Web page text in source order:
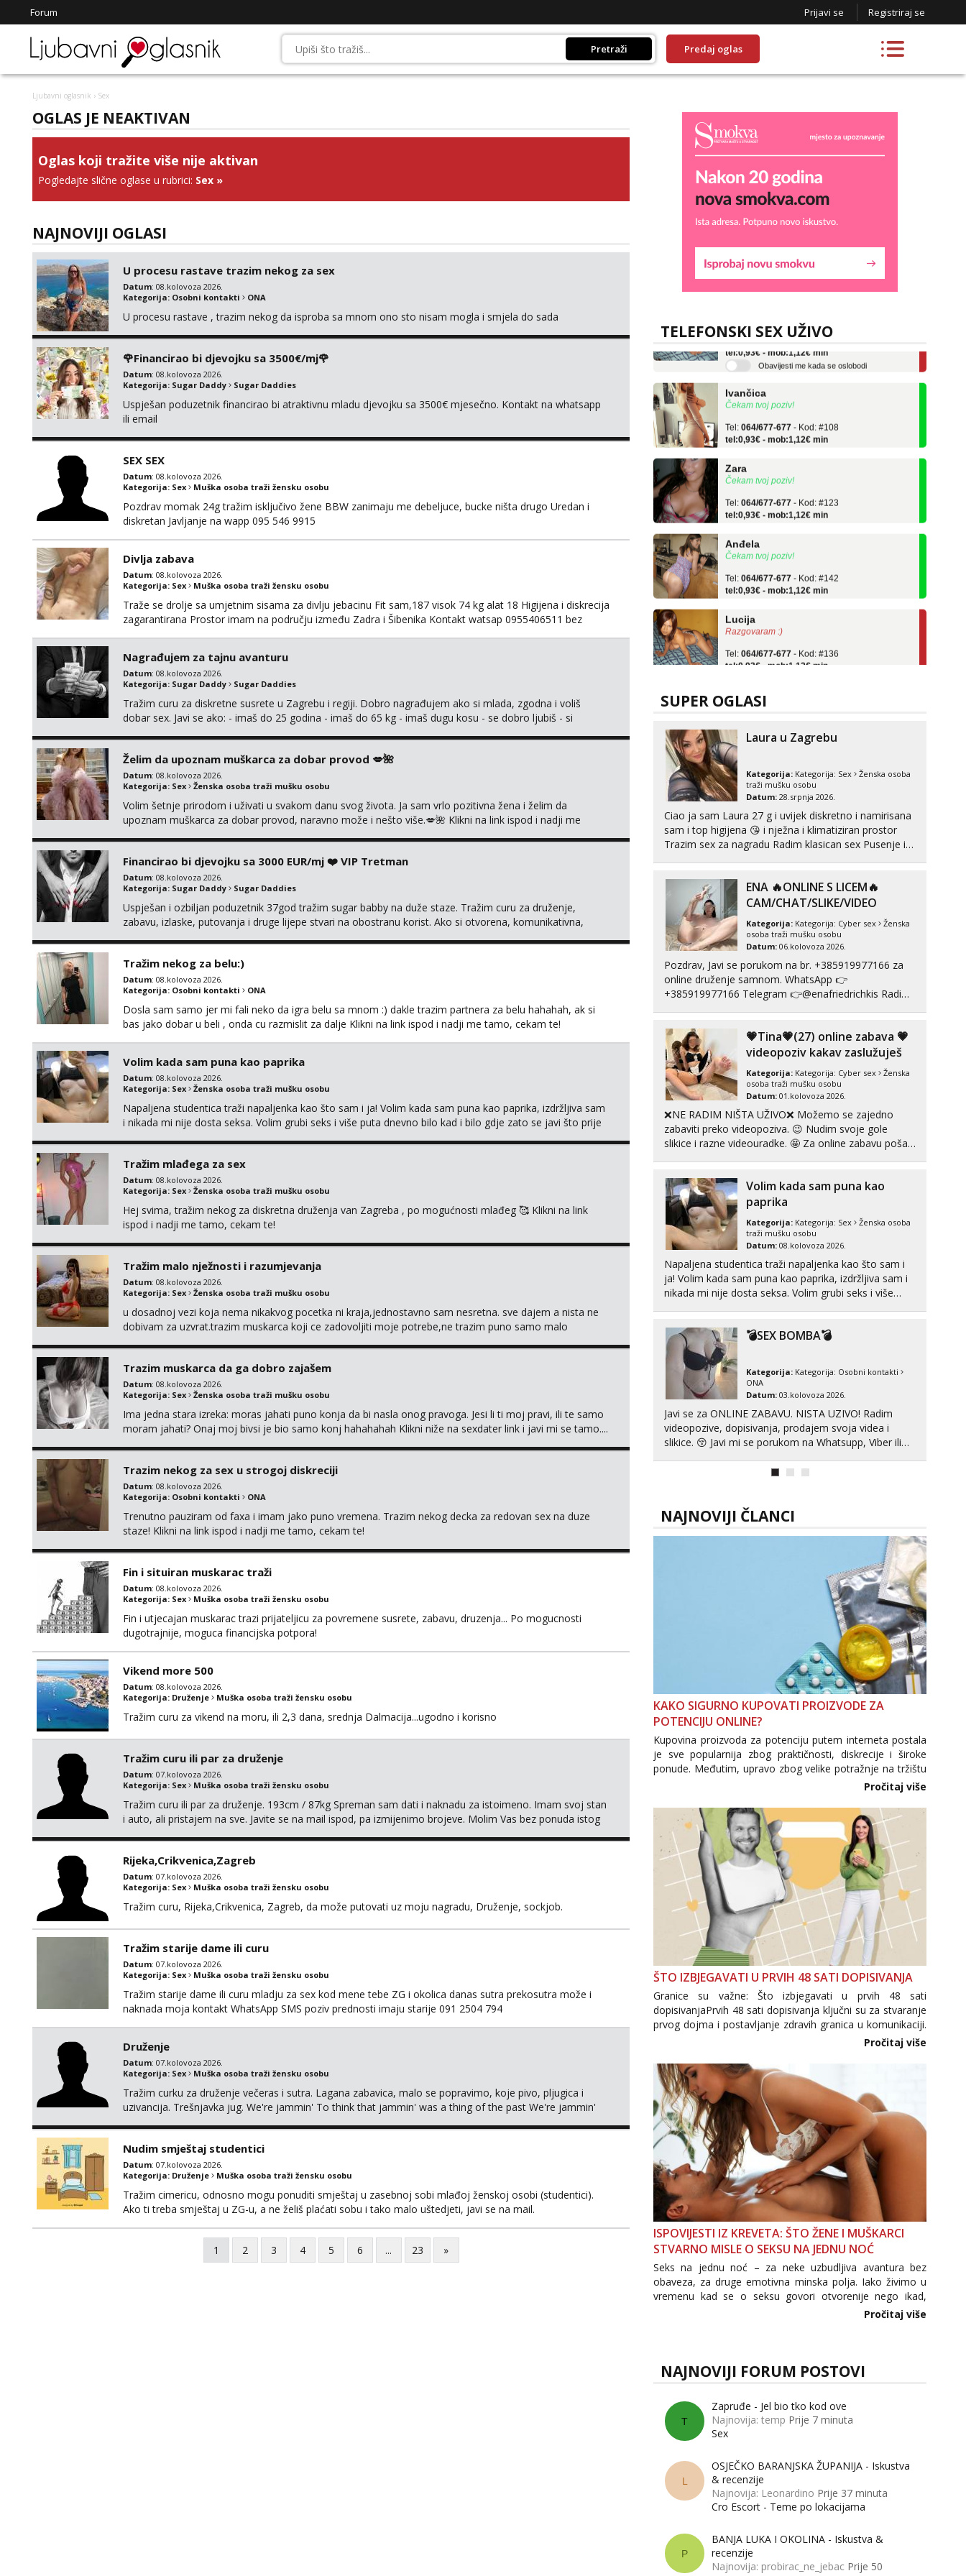
Forum Prijavi se Registriraj se
Pretraži Predaj oglas
Ljubavni oglasnik › Sex
OGLAS JE NEAKTIVAN
Oglas koji tražite više nije aktivan
Pogledajte slične oglase u rubrici: Sex »
NAJNOVIJI OGLASI
U procesu rastave trazim nekog za sex
Datum: 08.kolovoza 2026.
Kategorija: Osobni kontakti ONA
U procesu rastave , trazim nekog da isproba sa mnom ono sto nisam mogla i smjela do sada
🌹Financirao bi djevojku sa 3500€/mj🌹
Datum: 08.kolovoza 2026.
Kategorija: Sugar Daddy Sugar Daddies
Uspješan poduzetnik financirao bi atraktivnu mladu djevojku sa 3500€ mjesečno. Kontakt na whatsapp
ili email
SEX SEX
Datum: 08.kolovoza 2026.
Kategorija: Sex Muška osoba traži žensku osobu
Pozdrav momak 24g tražim isključivo žene BBW zanimaju me debeljuce, bucke ništa drugo Uredan i
diskretan Javljanje na wapp 095 546 9915
Divlja zabava
Datum: 08.kolovoza 2026.
Kategorija: Sex Muška osoba traži žensku osobu
Traže se drolje sa umjetnim sisama za divlju jebacinu Fit sam,187 visok 74 kg alat 18 Higijena i diskrecija
zagarantirana Prostor imam na području između Zadra i Šibenika Kontakt watsap 0955406511 bez
Nagrađujem za tajnu avanturu
Datum: 08.kolovoza 2026.
Kategorija: Sugar Daddy Sugar Daddies
Tražim curu za diskretne susrete u Zagrebu i regiji. Dobro nagrađujem ako si mlada, zgodna i voliš
dobar sex. Javi se ako: - imaš do 25 godina - imaš do 65 kg - imaš dugu kosu - se dobro ljubiš - si
Želim da upoznam muškarca za dobar provod 💋🌺
Datum: 08.kolovoza 2026.
Kategorija: Sex Ženska osoba traži mušku osobu
Volim šetnje prirodom i uživati u svakom danu svog života. Ja sam vrlo pozitivna žena i želim da
upoznam muškarca za dobar provod, naravno može i nešto više.💋🌺 Klikni na link ispod i nadji me
Financirao bi djevojku sa 3000 EUR/mj ❤️ VIP Tretman
Datum: 08.kolovoza 2026.
Kategorija: Sugar Daddy Sugar Daddies
Uspješan i ozbiljan poduzetnik 37god tražim sugar babby na duže staze. Tražim curu za druženje,
zabavu, izlaske, putovanja i druge lijepe stvari na obostranu korist. Ako si otvorena, komunikativna,
Tražim nekog za belu:)
Datum: 08.kolovoza 2026.
Kategorija: Osobni kontakti ONA
Dosla sam samo jer mi fali neko da igra belu sa mnom :) dakle trazim partnera za belu hahahah, ak si
bas jako dobar u beli , onda cu razmislit za dalje Klikni na link ispod i nadji me tamo, cekam te!
Volim kada sam puna kao paprika
Datum: 08.kolovoza 2026.
Kategorija: Sex Ženska osoba traži mušku osobu
Napaljena studentica traži napaljenka kao što sam i ja! Volim kada sam puna kao paprika, izdržljiva sam
i nikada mi nije dosta seksa. Volim grubi seks i više puta dnevno bilo kad i bilo gdje zato se javi što prije
Tražim mlađega za sex
Datum: 08.kolovoza 2026.
Kategorija: Sex Ženska osoba traži mušku osobu
Hej svima, tražim nekog za diskretna druženja van Zagreba , po mogućnosti mlađeg 🥰 Klikni na link
ispod i nadji me tamo, cekam te!
Tražim malo nježnosti i razumjevanja
Datum: 08.kolovoza 2026.
Kategorija: Sex Ženska osoba traži mušku osobu
u dosadnoj vezi koja nema nikakvog pocetka ni kraja,jednostavno sam nesretna. sve dajem a nista ne
dobivam za uzvrat.trazim muskarca koji ce zadovoljiti moje potrebe,ne trazim puno samo malo
Trazim muskarca da ga dobro zajašem
Datum: 08.kolovoza 2026.
Kategorija: Sex Ženska osoba traži mušku osobu
Ima jedna stara izreka: moras jahati puno konja da bi nasla onog pravoga. Jesi li ti moj pravi, ili te samo
moram jahati? Onaj moj bivsi je bio samo konj hahahahah Klikni niže na sexdater link i javi mi se tamo....
Trazim nekog za sex u strogoj diskreciji
Datum: 08.kolovoza 2026.
Kategorija: Osobni kontakti ONA
Trenutno pauziram od faxa i imam jako puno vremena. Trazim nekog decka za redovan sex na duze
staze! Klikni na link ispod i nadji me tamo, cekam te!
Fin i situiran muskarac traži
Datum: 08.kolovoza 2026.
Kategorija: Sex Muška osoba traži žensku osobu
Fin i utjecajan muskarac trazi prijateljicu za povremene susrete, zabavu, druzenja... Po mogucnosti
dugotrajnije, moguca financijska potpora!
Vikend more 500
Datum: 08.kolovoza 2026.
Kategorija: Druženje Muška osoba traži žensku osobu
Tražim curu za vikend na moru, ili 2,3 dana, srednja Dalmacija...ugodno i korisno
Tražim curu ili par za druženje
Datum: 07.kolovoza 2026.
Kategorija: Sex Muška osoba traži žensku osobu
Tražim curu ili par za druženje. 193cm / 87kg Spreman sam dati i naknadu za istoimeno. Imam svoj stan
i auto, ali pristajem na sve. Javite se na mail ispod, pa izmijenimo brojeve. Molim Vas bez ponuda istog
Rijeka,Crikvenica,Zagreb
Datum: 07.kolovoza 2026.
Kategorija: Sex Muška osoba traži žensku osobu
Tražim curu, Rijeka,Crikvenica, Zagreb, da može putovati uz moju nagradu, Druženje, sockjob.
Tražim starije dame ili curu
Datum: 07.kolovoza 2026.
Kategorija: Sex Muška osoba traži žensku osobu
Tražim starije dame ili curu mladju za sex kod mene tebe ZG i okolica danas sutra prekosutra može i
naknada moja kontakt WhatsApp SMS poziv prednosti imaju starije 091 2504 794
Druženje
Datum: 07.kolovoza 2026.
Kategorija: Sex Muška osoba traži žensku osobu
Tražim curku za druženje večeras i sutra. Lagana zabavica, malo se popravimo, koje pivo, pljugica i
uzivancija. Trešnjavka jug. We're jammin' To think that jammin' was a thing of the past We're jammin'
Nudim smještaj studentici
Datum: 07.kolovoza 2026.
Kategorija: Druženje Muška osoba traži žensku osobu
Tražim cimericu, odnosno mogu ponuditi smještaj u zasebnoj sobi mlađoj ženskoj osobi (studentici).
Ako ti treba smještaj u ZG-u, a ne želiš plaćati sobu i tako malo uštedjeti, javi se na mail.
1 2 3 4 5 6 ... 23 »
TELEFONSKI SEX UŽIVO
Lucija
Tel:064/677-677 - Kod: #136
tel:0,93€ - mob:1,12€ min
Obavijesti me kada se oslobodi
Čekam tvoj poziv!
064/677-677
tel:0,93€ - mob:1,12€ min
Čekam tvoj poziv!
064/677-677
tel:0,93€ - mob:1,12€ min
Čekam tvoj poziv!
064/677-677
tel:0,93€ - mob:1,12€ min
Razgovaram :)
064/677-677
tel:0,93€ - mob:1,12€ min
Obavijesti me kada se oslobodi
Čekam tvoj poziv!
tel:0,93€ - mob:1,12€ min
Zara
Čekam tvoj poziv!
Tel: 064/677-677- Kod: #123
tel:0,93€ - mob:1,12€ min
Anđela
Tel:
tel:0,93€ - mob:1,12€ min
SUPER OGLASI
Laura u Zagrebu
Kategorija: Kategorija: Sex
Ženska osoba
traži mušku osobu
Datum: 28.srpnja 2026.
Ciao ja sam Laura 27 g i uvijek diskretno i namirisana
sam i top higijena 😘 i nježna i klimatiziran prostor
Trazim sex za nagradu Radim klasican sex Pusenje i
neljubim se Wha...ENA 🔥ONLINE S LICEM🔥
CAM/CHAT/SLIKE/VIDEO
Kategorija: Kategorija: Cyber sex
Ženska
osoba traži mušku osobu
Datum: 06.kolovoza 2026.
Pozdrav, Javi se porukom na br. +385919977166 za
online druženje samnom. WhatsApp 👉
+385919977166 Telegram 👉@enafriedrichkis Radim
štikle, samostojeće itd. Nudim svakakva videa seksa,
puš...
💗Tina💗(27) online zabava 💗
videopoziv kakav zaslužuješ
Kategorija: Kategorija: Cyber sex
Ženska
osoba traži mušku osobu
Datum: 01.kolovoza 2026.
❌NE RADIM NIŠTA UŽIVO❌ Možemo se zajedno
zabaviti preko videopoziva. 😉 Nudim svoje gole
slikice i razne videouradke. 🤩 Za online zabavu pošalji
vidjeti na videopozivu. 😉 S vama sam vec 5 ...
Volim kada sam puna kao
paprika
Kategorija: Kategorija: Sex
Ženska osoba
traži mušku osobu
Datum: 08.kolovoza 2026.
Napaljena studentica traži napaljenka kao što sam i
ja! Volim kada sam puna kao paprika, izdržljiva sam i
nikada mi nije dosta seksa. Volim grubi seks i više
cekam te!
💣SEX BOMBA💣
Kategorija: Kategorija: Osobni kontakti
ONA
Datum: 03.kolovoza 2026.
Javi se za ONLINE ZABAVU. NISTA UZIVO! Radim
videopozive, dopisivanja, prodajem svoja videa i
slikice. 😚 Javi mi se porukom na Whatsupp, Viber ili
NAJNOVIJI ČLANCI
KAKO SIGURNO KUPOVATI PROIZVODE ZA
POTENCIJU ONLINE?
Kupovina proizvoda za potenciju putem interneta postala
je sve popularnija zbog praktičnosti, diskrecije i široke
ponude. Međutim, upravo zbog velike potražnje na tržištu
se pojavljuju i brojni krivotvoreni proizvodi, nepouzdane
internetske trgovine te proizvodi nepoznatog podrijetla. ...
Pročitaj više
ŠTO IZBJEGAVATI U PRVIH 48 SATI DOPISIVANJA
Granice su važne: Što izbjegavati u prvih 48 sati
dopisivanjaPrvih 48 sati dopisivanja ključni su za stvaranje
prvog dojma i postavljanje zdravih granica u komunikaciji.
Važno je izbjeći prebrzo otkrivanje osobnih ili intimnih
informacija, jer nepoznata osoba još nije zaslužila to
povjerenje. Takođe...
Pročitaj više
ISPOVIJESTI IZ KREVETA: ŠTO ŽENE I MUŠKARCI
STVARNO MISLE O SEKSU NA JEDNU NOĆ
Seks na jednu noć – za neke uzbudljiva avantura bez
obaveza, za druge emotivna minska polja. Iako živimo u
vremenu kad se o seksu govori otvorenije nego ikad,
tema „jedne noći strasti“ i dalje izaziva burne rasprave. Što
Pročitaj više
NAJNOVIJI FORUM POSTOVI
T
Zapruđe - Jel bio tko kod ove
Najnovija: temp Prije 7 minuta
Sex
L
OSJEČKO BARANJSKA ŽUPANIJA - Iskustva
& recenzije
Najnovija: Leonardino Prije 37 minuta
Cro Escort - Teme po lokacijama
P
BANJA LUKA I OKOLINA - Iskustva &
recenzije
Najnovija: probirac_ne_jebac Prije 50